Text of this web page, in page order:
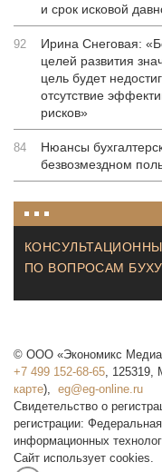
и срок исковой
92
Ирина Снеговая:
целей развития
цель будет
отсутствие
рисков»
84
Нюансы
безвозмездном
ПО ВОПРОСАМ
© ООО «Экономикс
+7 499 152-68-65, 125319,
карте),
Свидетельство о
регистрации:
информационных
Сайт использует cookies.